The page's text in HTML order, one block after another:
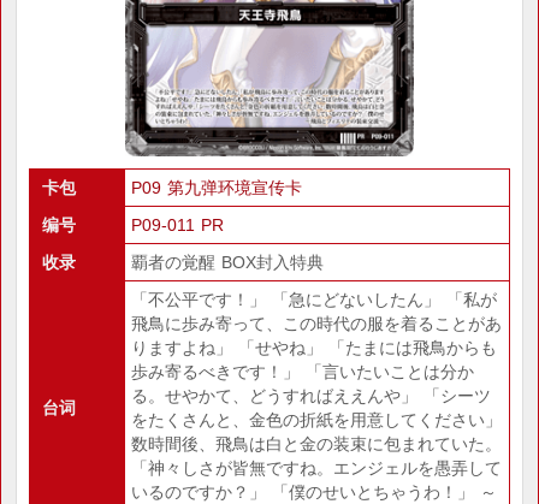
卡包
P09 第九弹环境宣传卡
编号
P09-011 PR
收录
覇者の覚醒 BOX封入特典
台词
「不公平です！」 「急にどないしたん」 「私が
飛鳥に歩み寄って、この時代の服を着ることがあ
りますよね」 「せやね」 「たまには飛鳥からも
歩み寄るべきです！」 「言いたいことは分か
る。せやかて、どうすればええんや」 「シーツ
をたくさんと、金色の折紙を用意してください」
数時間後、飛鳥は白と金の装束に包まれていた。
「神々しさが皆無ですね。エンジェルを愚弄して
いるのですか？」 「僕のせいとちゃうわ！」 ～